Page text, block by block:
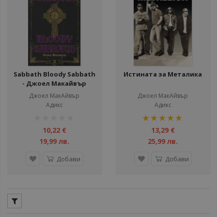
Sabbath Bloody Sabbath
- Джоел Макайвър
Джоел МакАйвър
Адикс
10,22 €
19,99 лв.
Добави
Истината за Металика
Джоел МакАйвър
Адикс
рейтинг:
100%13,29 €
25,99 лв.
Добави